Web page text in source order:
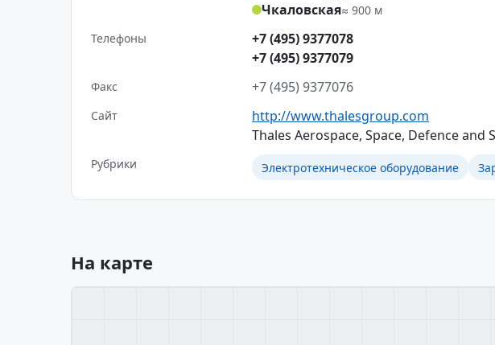
Чкаловская≈ 900 м
Телефоны
+7 (495) 9377078
+7 (495) 9377079
Факс +7 (495) 9377076
Сайт
http://www.thalesgroup.com
Thales Aerospace, Space, Defence and
Рубрики Электротехническое оборудование
На карте